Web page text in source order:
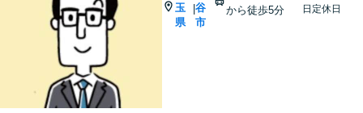
玉
県
|谷
市
から徒歩5分
日定休日